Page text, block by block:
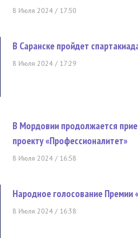
8 Июля 2024 / 17:50
В Саранске пройдет
8 Июля 2024 / 17:29
В Мордовии продолжается
проекту «Профессионалитет»
8 Июля 2024 / 16:58
Народное голосование Премии
8 Июля 2024 / 16:38